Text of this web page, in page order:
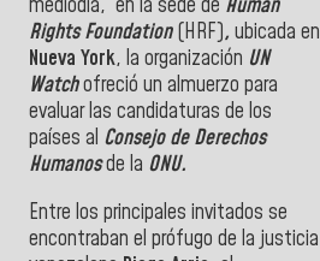
mediodía, en la sede de Human
Rights Foundation(HRF), ubicada en
Nueva York, la organización UN
Watchofreció un almuerzo para
evaluar las candidaturas de los
países al Consejo de Derechos
Humanosde la ONU.
Entre los principales invitados se
encontraban el prófugo de la justicia